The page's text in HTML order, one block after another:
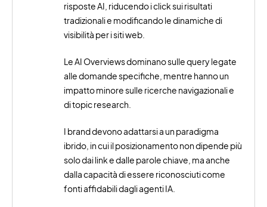
risposte AI, riducendo i click sui risultati
tradizionali e modificando le dinamiche di
visibilità per i siti web.
Le AI Overviews dominano sulle query legate
alle domande specifiche, mentre hanno un
impatto minore sulle ricerche navigazionali e
di topic research.
I brand devono adattarsi a un paradigma
ibrido, in cui il posizionamento non dipende più
solo dai link e dalle parole chiave, ma anche
dalla capacità di essere riconosciuti come
fonti affidabili dagli agenti IA.